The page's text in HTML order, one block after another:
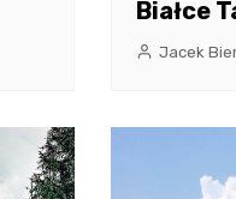
Białce
Jacek